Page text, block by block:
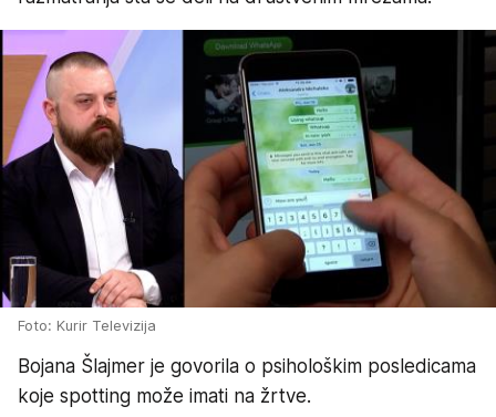
Foto: Kurir Televizija
Bojana Šlajmer je govorila o psihološkim posledicama
koje spotting može imati na žrtve.